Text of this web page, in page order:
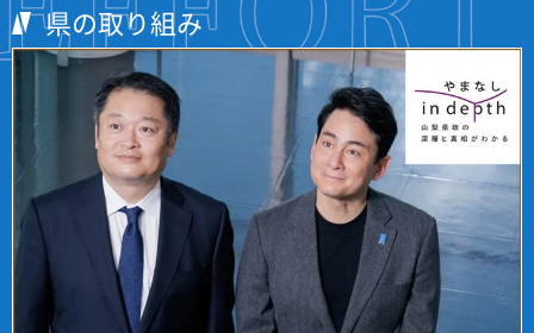
県の取り組み